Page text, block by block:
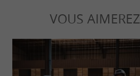
VOUS AIMEREZ